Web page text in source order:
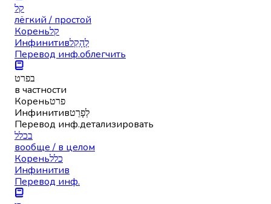
קל
лёгкий / простой
Кореньקל
Инфинитивלְהָקֵל
Перевод инф.облегчить
בפרט
в частности
Кореньפרט
Инфинитивלְפָרֵט
Перевод инф.детализировать
בכלל
вообще / в целом
Кореньכלל
Инфинитив
Перевод инф.